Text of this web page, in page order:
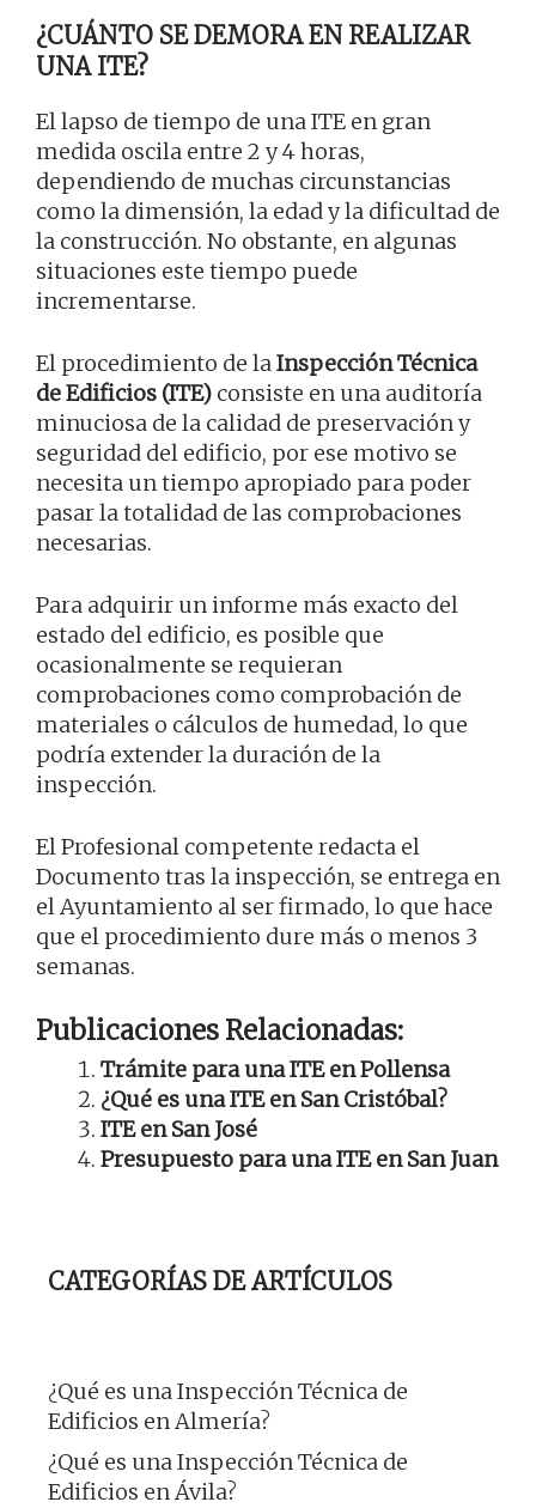
¿CUÁNTO SE DEMORA EN REALIZAR
UNA ITE?
El lapso de tiempo de una ITE en gran
medida oscila entre 2 y 4 horas,
dependiendo de muchas circunstancias
como la dimensión, la edad y la dificultad de
la construcción. No obstante, en algunas
situaciones este tiempo puede
incrementarse.
El procedimiento de laInspección Técnica
de Edificios (ITE) consiste en una auditoría
minuciosa de la calidad de preservación y
seguridad del edificio, por ese motivo se
necesita un tiempo apropiado para poder
pasar la totalidad de las comprobaciones
necesarias.
Para adquirir un informe más exacto del
estado del edificio, es posible que
ocasionalmente se requieran
comprobaciones como comprobación de
materiales o cálculos de humedad, lo que
podría extender la duración de la
inspección.
El Profesional competente redacta el
Documento tras la inspección, se entrega en
el Ayuntamiento al ser firmado, lo que hace
que el procedimiento dure más o menos 3
semanas.
Publicaciones Relacionadas:
Trámite para una ITE en Pollensa
¿Qué es una ITE en San Cristóbal?
ITE en San José
Presupuesto para una ITE en San Juan
CATEGORÍAS DE ARTÍCULOS
¿Qué es una Inspección Técnica de
Edificios en Almería?
¿Qué es una Inspección Técnica de
Edificios en Ávila?